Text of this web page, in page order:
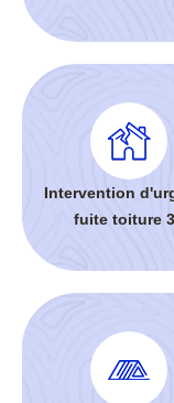
Intervention
fuite toiture